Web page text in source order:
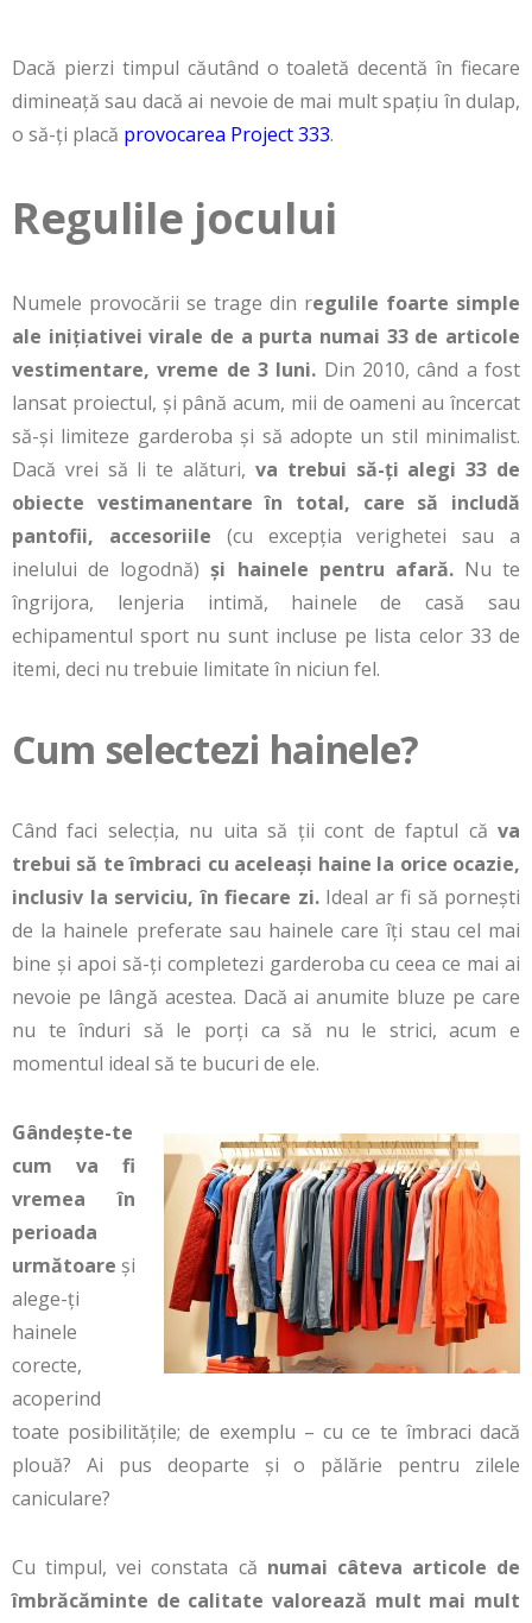
Dacă pierzi timpul căutând o toaletă decentă în fiecare
dimineață sau dacă ai nevoie de mai mult spațiu în dulap,
o să-ți placă provocarea Project 333.
Regulile jocului
Numele provocării se trage din regulile foarte simple
ale inițiativei virale de a purta numai 33 de articole
vestimentare, vreme de 3 luni. Din 2010, când a fost
lansat proiectul, și până acum, mii de oameni au încercat
să-și limiteze garderoba și să adopte un stil minimalist.
Dacă vrei să li te alături, va trebui să-ți alegi 33 de
obiecte vestimanentare în total, care să includă
pantofii, accesoriile (cu excepția verighetei sau a
inelului de logodnă) și hainele pentru afară.Nu te
îngrijora, lenjeria intimă, hainele de casă sau
echipamentul sport nu sunt incluse pe lista celor 33 de
itemi, deci nu trebuie limitate în niciun fel.
Cum selectezi hainele?
Când faci selecția, nu uita să ții cont de faptul că va
trebui să te îmbraci cu aceleași haine la orice ocazie,
inclusiv la serviciu, în fiecare zi.Ideal ar fi să pornești
de la hainele preferate sau hainele care îți stau cel mai
bine și apoi să-ți completezi garderoba cu ceea ce mai ai
nevoie pe lângă acestea. Dacă ai anumite bluze pe care
nu te înduri să le porți ca să nu le strici, acum e
momentul ideal să te bucuri de ele.
Gândește-te
cum va fi
vremea în
perioada
următoare și
alege-ți
hainele
corecte,
acoperind
toate posibilitățile; de exemplu – cu ce te îmbraci dacă
plouă? Ai pus deoparte și o pălărie pentru zilele
caniculare?
Cu timpul, vei constata că numai câteva articole de
îmbrăcăminte de calitate valorează mult mai mult